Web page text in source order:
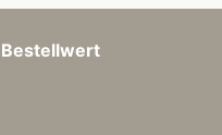
Bestellwert